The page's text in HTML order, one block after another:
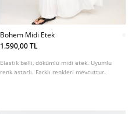
Bohem Midi Etek
1.590,00 TL
Elastik belli, dökümlü midi etek. Uyumlu
renk astarlı. Farklı renkleri mevcuttur.